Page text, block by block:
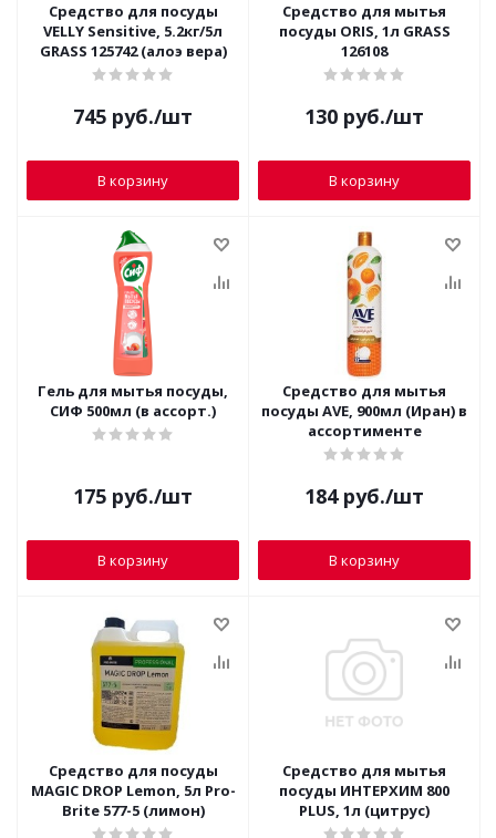
Средство для посуды
VELLY Sensitive, 5.2кг/5л
GRASS 125742 (алоэ вера)
745 руб./шт
В корзину
Средство для мытья
посуды ORIS, 1л GRASS
126108
130 руб./шт
В корзину
Гель для мытья посуды,
СИФ 500мл (в ассорт.)
175 руб./шт
В корзину
Средство для мытья
посуды AVE, 900мл (Иран) в
ассортименте
184руб./шт
В корзину
Средство для посуды
MAGIC DROP Lemon, 5л Pro-
Brite 577-5 (лимон)
Средство для мытья
посуды ИНТЕРХИМ 800
PLUS, 1л (цитрус)